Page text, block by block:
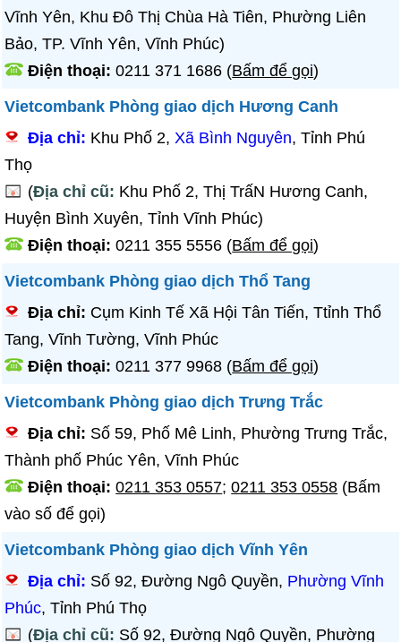
Vĩnh Yên, Khu Đô Thị Chùa Hà Tiên, Phường Liên
Bảo, TP. Vĩnh Yên, Vĩnh Phúc)
Điện thoại:0211 371 1686 (Bấm để gọi)
Vietcombank Phòng giao dịch Hương Canh
Địa chỉ: Khu Phố 2,Xã Bình Nguyên, Tỉnh Phú
Thọ
(Địa chỉ cũ: Khu Phố 2, Thị TrấN Hương Canh,
Huyện Bình Xuyên, Tỉnh Vĩnh Phúc)
Điện thoại:0211 355 5556 (Bấm để gọi)
Vietcombank Phòng giao dịch Thổ Tang
Địa chỉ: Cụm Kinh Tế Xã Hội Tân Tiến, Ttỉnh Thổ
Tang, Vĩnh Tường, Vĩnh Phúc
Điện thoại:0211 377 9968 (Bấm để gọi)
Vietcombank Phòng giao dịch Trưng Trắc
Địa chỉ: Số 59, Phố Mê Linh, Phường Trưng Trắc,
Thành phố Phúc Yên, Vĩnh Phúc
Điện thoại:0211 353 0557;0211 353 0558 (Bấm
vào số để gọi)
Vietcombank Phòng giao dịch Vĩnh Yên
Địa chỉ: Số 92, Đường Ngô Quyền, Phường Vĩnh
Phúc, Tỉnh Phú Thọ
(Địa chỉ cũ: Số 92, Đường Ngô Quyền, Phường